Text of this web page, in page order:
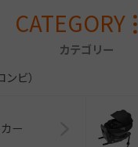
CATEGORY
カテゴリー
ンビ）
ー